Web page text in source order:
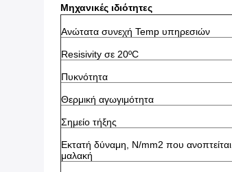
Μηχανικές ιδιότητες
Ανώτατα συνεχή Temp υπηρεσιών
Resisivity σε 20ºC
Πυκνότητα
Θερμική αγωγιμότητα
Σημείο τήξης
Εκτατή δύναμη, N/mm2 που ανοπτείται,
μαλακή